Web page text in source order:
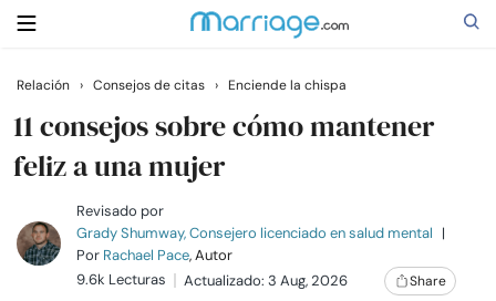
Buscar
Casarse
Relaciones
Relación › Consejos de citas › Enciende la chispa
11 consejos sobre cómo mantener
feliz a una mujer
Revisado por
Grady Shumway, Consejero licenciado en salud mental |
Por Rachael Pace, Autor
9.6k Lecturas
Actualizado: 3 Aug, 2026 Share